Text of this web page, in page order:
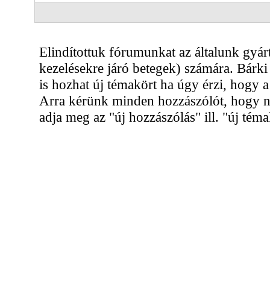
Elindítottuk fórumunkat az általunk
kezelésekre járó betegek) számára.
is hozhat új témakört ha úgy érzi, hogy
Arra kérünk minden hozzászólót, hogy
adja meg az "új hozzászólás" ill. "új